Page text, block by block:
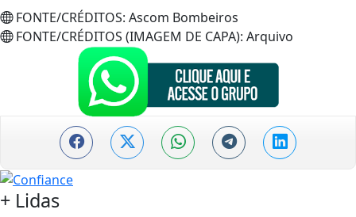
FONTE/CRÉDITOS: Ascom Bombeiros
FONTE/CRÉDITOS (IMAGEM DE CAPA): Arquivo
+ Lidas